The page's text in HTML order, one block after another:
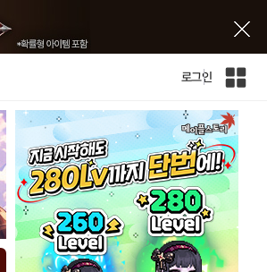
로그인
인
전
체
사
이